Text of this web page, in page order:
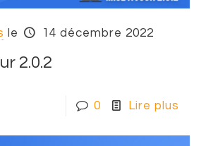
le 14 décembre 2022
2.0.2
0 Lire plus